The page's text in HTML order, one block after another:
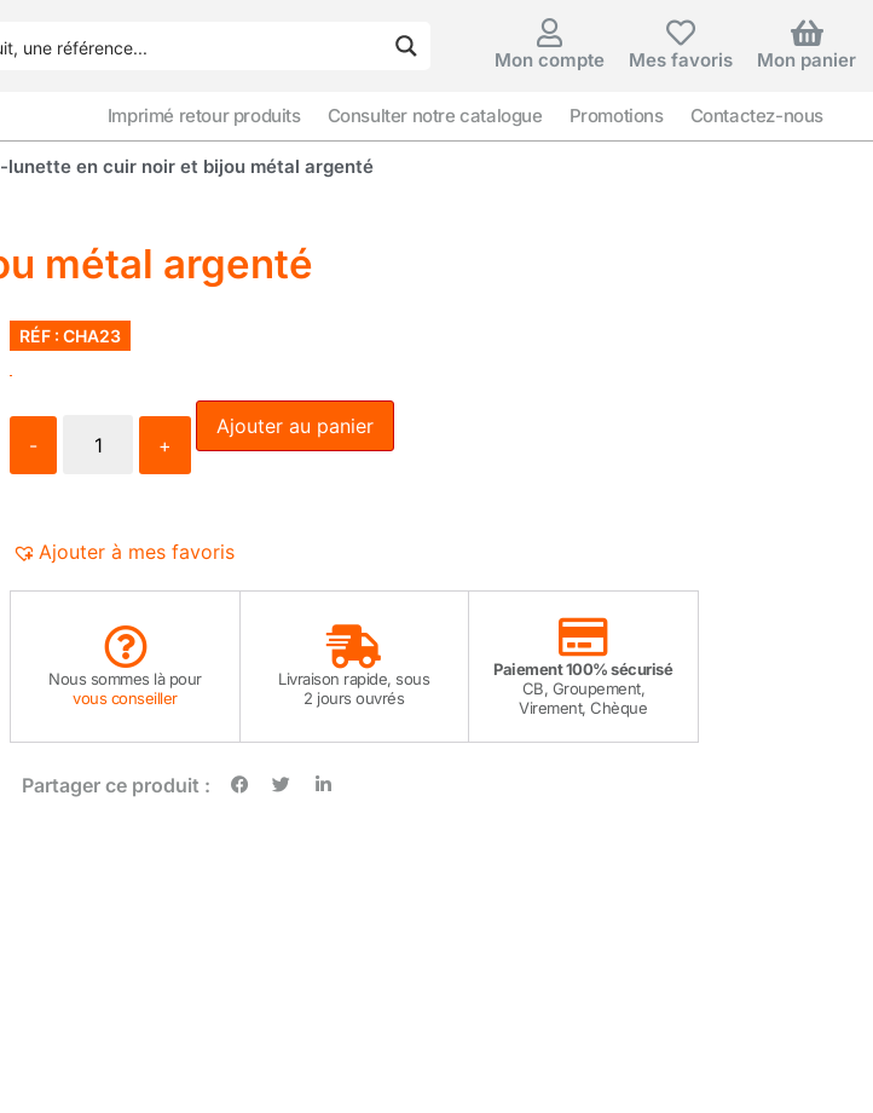
Mon compte Mes favoris Mon panier
Imprimé retour produits Consulter notre catalogue Promotions Contactez-nous
en cuir noir et bijou métal argenté
métal argenté
RÉF : CHA23
- +
Ajouter au panier
Ajouter à mes favoris
Nous sommes là pour
vous conseiller
Livraison rapide, sous
2 jours ouvrés
Paiement 100% sécurisé
CB, Groupement,
Virement, Chèque
Partager ce produit :